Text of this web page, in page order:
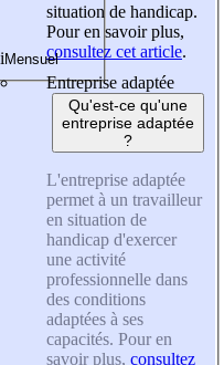
situation de handicap.
Pour en savoir plus,
consultez cet article.
Entreprise adaptée
Qu'est-ce qu'une
entreprise adaptée
?
L'entreprise adaptée
permet à un travailleur
en situation de
handicap d'exercer
une activité
professionnelle dans
des conditions
adaptées à ses
capacités. Pour en
savoir plus, consultez